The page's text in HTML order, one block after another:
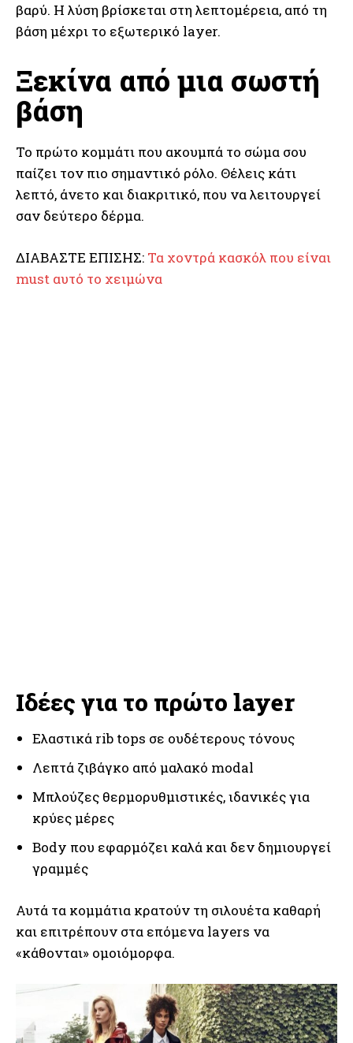
βαρύ. Η λύση βρίσκεται στη λεπτομέρεια, από τη
βάση μέχρι το εξωτερικό layer.
Ξεκίνα από μια σωστή
βάση
Το πρώτο κομμάτι που ακουμπά το σώμα σου
παίζει τον πιο σημαντικό ρόλο. Θέλεις κάτι
λεπτό, άνετο και διακριτικό, που να λειτουργεί
σαν δεύτερο δέρμα.
ΔΙΑΒΑΣΤΕ ΕΠΙΣΗΣ: Τα χοντρά κασκόλ που είναι
must αυτό το χειμώνα
Ιδέες για το πρώτο layer
Ελαστικά rib tops σε ουδέτερους τόνους
Λεπτά ζιβάγκο από μαλακό modal
Μπλούζες θερμορυθμιστικές, ιδανικές για
κρύες μέρες
Body που εφαρμόζει καλά και δεν δημιουργεί
γραμμές
Αυτά τα κομμάτια κρατούν τη σιλουέτα καθαρή
και επιτρέπουν στα επόμενα layers να
«κάθονται» ομοιόμορφα.